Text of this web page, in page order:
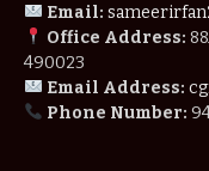
Email:
Office Address:
490023
Email Address:
Phone Number: